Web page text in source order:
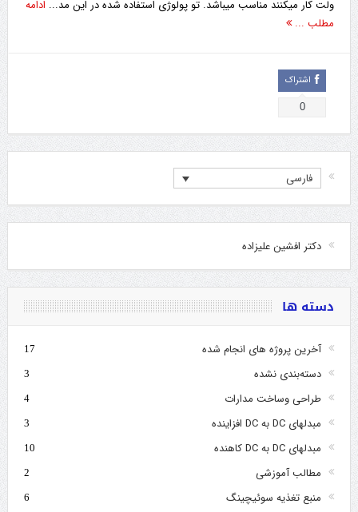
ولت کار میکنند مناسب میباشد. تو پولوژی استفاده شده در این مد... ادامه
مطلب ...
اشتراک
0
فارسی
دکتر افشین علیزاده
دسته ها
آخرین پروژه های انجام شده 17
دسته‌بندی نشده 3
طراحی وساخت مدارات 4
مبدلهای DC به DC افزاینده 3
مبدلهای DC به DC کاهنده 10
مطالب آموزشی 2
منبع تغذیه سوئیچینگ 6